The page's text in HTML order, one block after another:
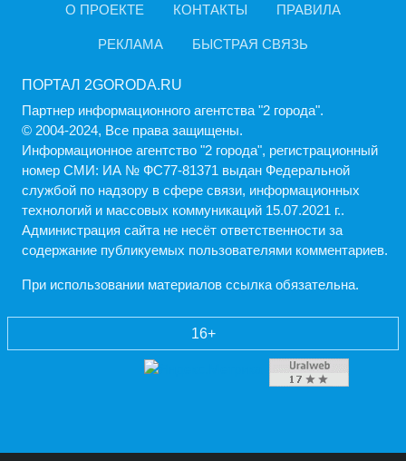
О ПРОЕКТЕ КОНТАКТЫ ПРАВИЛА
РЕКЛАМА БЫСТРАЯ СВЯЗЬ
ПОРТАЛ 2GORODA.RU
Партнер информационного агентства "2 города".
© 2004-2024, Все права защищены.
Информационное агентство "2 города", регистрационный
номер СМИ: ИА № ФС77-81371 выдан Федеральной
службой по надзору в сфере связи, информационных
технологий и массовых коммуникаций 15.07.2021 г..
Администрация cайта не несёт ответственности за
содержание публикуемых пользователями комментариев.
При использовании материалов ссылка обязательна.
16+